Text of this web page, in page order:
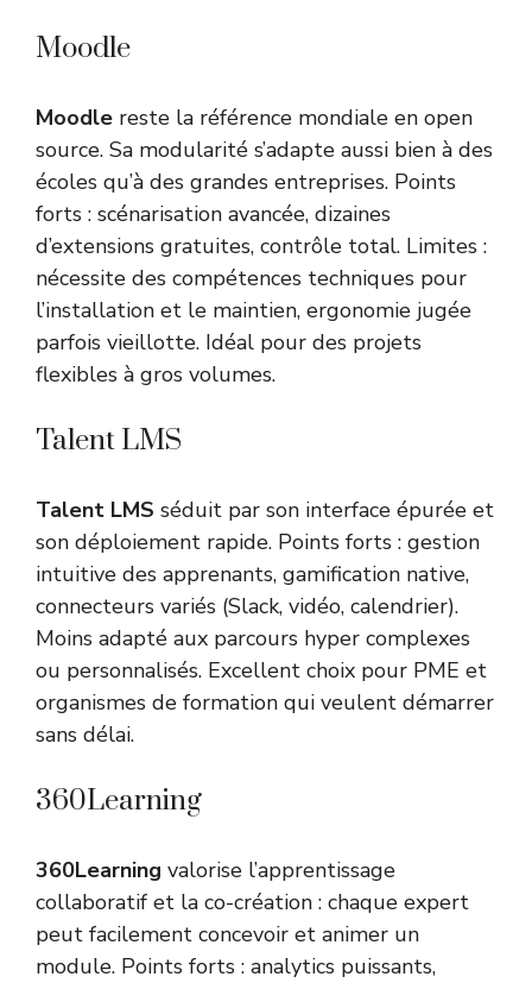
Moodle
Moodle reste la référence mondiale en open
source. Sa modularité s’adapte aussi bien à des
écoles qu’à des grandes entreprises. Points
forts : scénarisation avancée, dizaines
d’extensions gratuites, contrôle total. Limites :
nécessite des compétences techniques pour
l’installation et le maintien, ergonomie jugée
parfois vieillotte. Idéal pour des projets
flexibles à gros volumes.
Talent LMS
Talent LMS séduit par son interface épurée et
son déploiement rapide. Points forts : gestion
intuitive des apprenants, gamification native,
connecteurs variés (Slack, vidéo, calendrier).
Moins adapté aux parcours hyper complexes
ou personnalisés. Excellent choix pour PME et
organismes de formation qui veulent démarrer
sans délai.
360Learning
360Learning valorise l’apprentissage
collaboratif et la co-création : chaque expert
peut facilement concevoir et animer un
module. Points forts : analytics puissants,